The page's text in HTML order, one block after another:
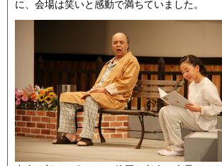
に、会場は笑いと感動で満ちていました。